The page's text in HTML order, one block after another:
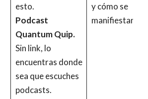
esto.
Podcast
Quantum Quip.
Sin link, lo
encuentras donde
sea que escuches
podcasts.
y cómo se
manifiestan.